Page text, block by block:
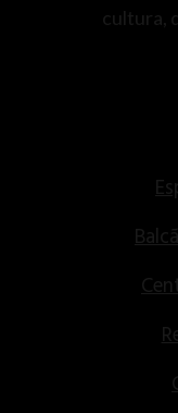
cultura,